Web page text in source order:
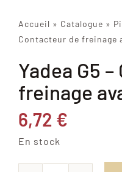
Accueil » Catalogue »
Contacteur de freinage
Yadea G5
freinage
6,72 €
En stock